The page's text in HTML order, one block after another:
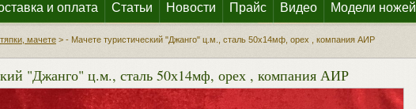
и оплата Статьи Новости Прайс Видео Модели ножей
мачете > - Мачете туристический "Джанго" ц.м., сталь 50х14мф, орех , компания АИР
"Джанго" ц.м., сталь 50х14мф, орех , компания АИР